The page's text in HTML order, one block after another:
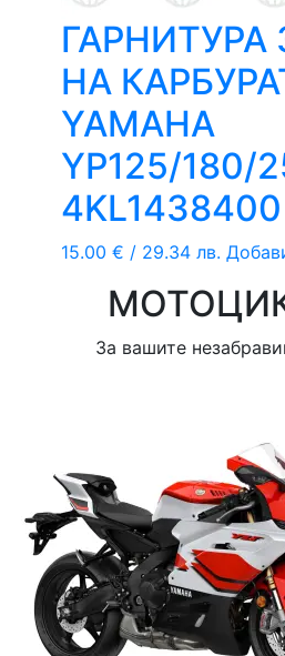
НА
YAMAHA
YP125/180/
4KL1438400
15.00 € / 29.34 лв.
За вашите